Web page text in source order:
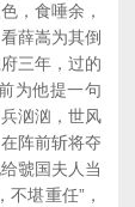
，食唾余，
薛嵩为其倒
三年，过的
为他提一句
汹汹，世风
阵前斩将夺
虢国夫人当
堪重任”，